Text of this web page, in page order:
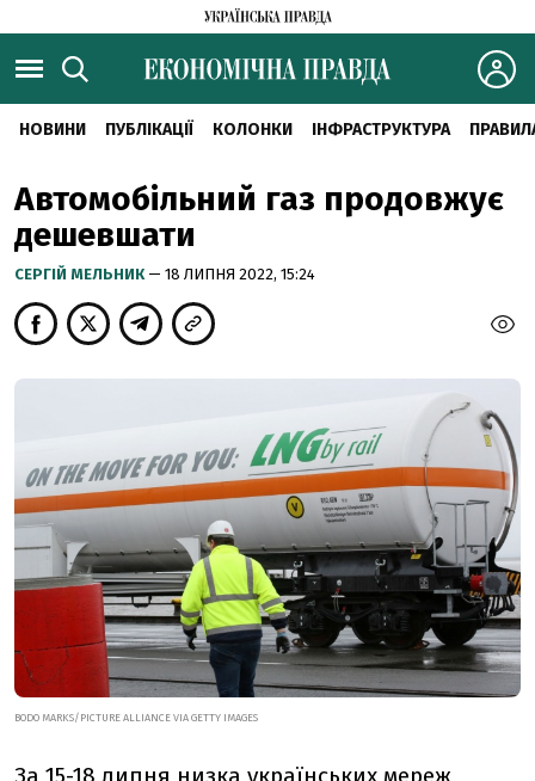
НОВИНИ ПУБЛІКАЦІЇ КОЛОНКИ ІНФРАСТРУКТУРА
Автомобільний газ продовжує
дешевшати
CЕРГІЙ МЕЛЬНИК — 18 ЛИПНЯ 2022, 15:24
BODO MARKS/PICTURE ALLIANCE VIA GETTY IMAGES
За 15-18 липня низка українських мереж